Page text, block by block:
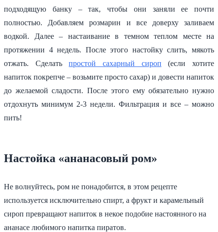
подходящую банку – так, чтобы они заняли ее почти
полностью. Добавляем розмарин и все доверху заливаем
водкой. Далее – настаивание в темном теплом месте на
протяжении 4 недель. После этого настойку слить, мякоть
отжать. Сделатьпростой сахарный сироп (если хотите
напиток покрепче – возьмите просто сахар) и довести напиток
до желаемой сладости. После этого ему обязательно нужно
отдохнуть минимум 2-3 недели. Фильтрация и все – можно
пить!
Настойка «ананасовый ром»
Не волнуйтесь, ром не понадобится, в этом рецепте
используется исключительно спирт, а фрукт и карамельный
сироп превращают напиток в некое подобие настоянного на
ананасе любимого напитка пиратов.